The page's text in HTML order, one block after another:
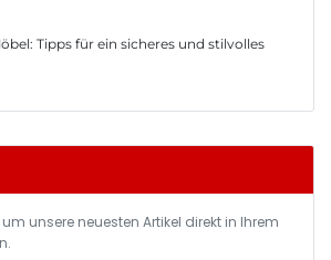
Tipps für ein sicheres und stilvolles
unsere neuesten Artikel direkt in Ihrem